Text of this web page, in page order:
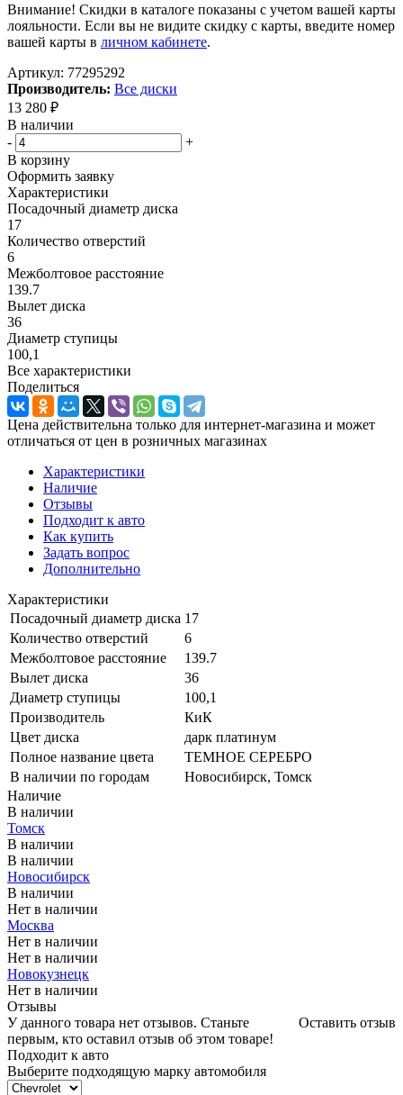
Внимание! Скидки в каталоге показаны с учетом вашей карты
лояльности. Если вы не видите скидку с карты, введите номер
вашей карты в личном кабинете.
Артикул: 77295292
Производитель: Все диски
13 280 ₽
В наличии
-
+
В корзину
Оформить заявку
Характеристики
Посадочный диаметр диска
17
Количество отверстий
6
Межболтовое расстояние
139.7
Вылет диска
36
Диаметр ступицы
100,1
Все характеристики
Поделиться
Цена действительна только для интернет-магазина и может
отличаться от цен в розничных магазинах
Характеристики
Наличие
Отзывы
Подходит к авто
Как купить
Задать вопрос
Дополнительно
Характеристики
Посадочный диаметр диска 17
Количество отверстий
6
Межболтовое расстояние
139.7
Вылет диска
36
Диаметр ступицы
100,1
Производитель
КиК
Цвет диска
дарк платинум
Полное название цвета
ТЕМНОЕ СЕРЕБРО
В наличии по городам
Новосибирск, Томск
Наличие
В наличии
Томск
В наличии
В наличии
Новосибирск
В наличии
Нет в наличии
Москва
Нет в наличии
Нет в наличии
Новокузнецк
Нет в наличии
Отзывы
Оставить отзыв
У данного товара нет отзывов. Станьте
первым, кто оставил отзыв об этом товаре!
Подходит к авто
Выберите подходящую марку автомобиля